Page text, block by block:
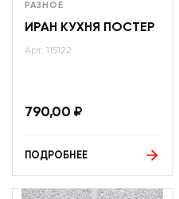
РАЗНОЕ
ИРАН КУХНЯ ПОСТЕР
Арт: 115122
790,00 ₽
ПОДРОБНЕЕ